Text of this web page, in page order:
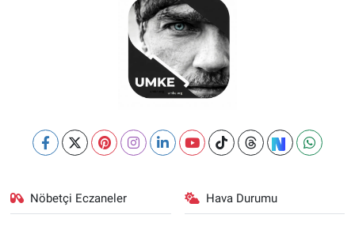
Nöbetçi Eczaneler Hava Durumu